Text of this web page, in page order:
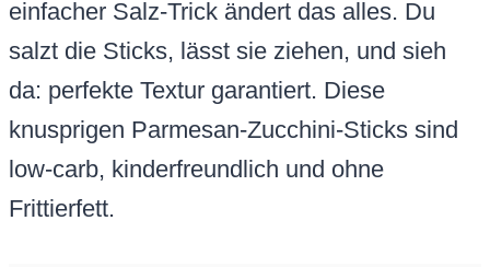
einfacher Salz-Trick ändert das alles. Du
salzt die Sticks, lässt sie ziehen, und sieh
da: perfekte Textur garantiert. Diese
knusprigen Parmesan-Zucchini-Sticks sind
low-carb, kinderfreundlich und ohne
Frittierfett.